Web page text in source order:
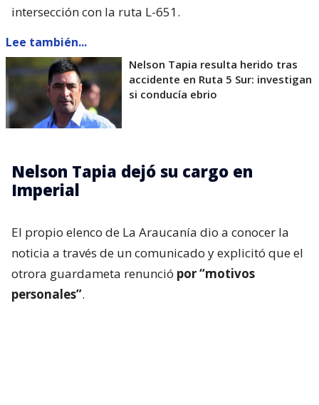
intersección con la ruta L-651.
Lee también...
Nelson Tapia resulta herido tras
accidente en Ruta 5 Sur: investigan
si conducía ebrio
Nelson Tapia dejó su cargo en
Imperial
El propio elenco de La Araucanía dio a conocer la
noticia a través de un comunicado y explicitó que el
otrora guardameta renunció por “motivos
personales”.